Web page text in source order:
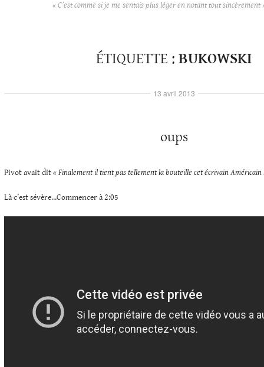
« C’est comme si je me sentais plus léger en notant tout sincèrement
ÉTIQUETTE : BUKOWSKI
oups
Pivot avait dit« Finalement il tient pas tellement la bouteille cet écrivain Américain
Là c’est sévère…Commencer à 2:05
13 avril 2013